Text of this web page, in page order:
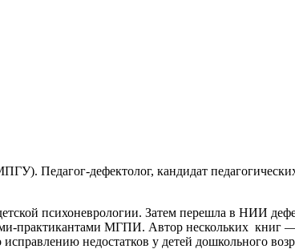
Педагог-дефектолог, кандидат
психоневрологии. Затем перешла в НИИ
практикантами МГПИ. Автор нескольких
недостатков у детей дошкольного